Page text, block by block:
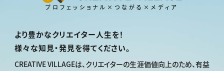
プロフェッショナル×つながる×メディア
より豊かなクリエイター人生を！
様々な知見・発見を得てください。
CREATIVE VILLAGEは、クリエイターの生涯価値向上のため、有益